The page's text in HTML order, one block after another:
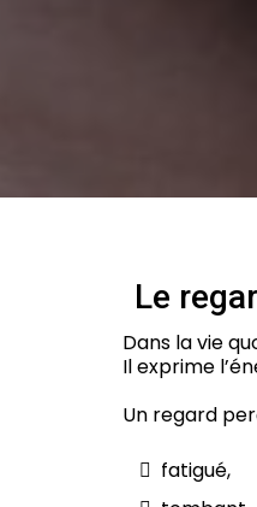
Le
Dans la vie
Il exprime
Un regard
fatigué,